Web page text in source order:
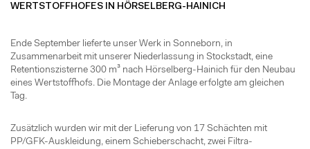
WERTSTOFFHOFES IN HÖRSELBERG-HAINICH
Ende September lieferte unser Werk in Sonneborn, in
Zusammenarbeit mit unserer Niederlassung in Stockstadt, eine
Retentionszisterne 300 m³ nach Hörselberg-Hainich für den Neubau
eines Wertstoffhofs. Die Montage der Anlage erfolgte am gleichen
Tag.
Zusätzlich wurden wir mit der Lieferung von 17 Schächten mit
PP/GFK-Auskleidung, einem Schieberschacht, zwei Filtra-